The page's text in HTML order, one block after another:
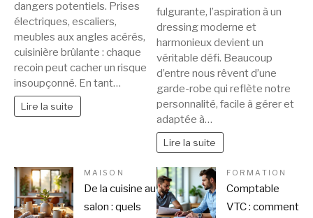
dangers potentiels. Prises
électriques, escaliers,
meubles aux angles acérés,
cuisinière brûlante : chaque
recoin peut cacher un risque
insoupçonné. En tant…
Lire la suite
fulgurante, l’aspiration à un
dressing moderne et
harmonieux devient un
véritable défi. Beaucoup
d’entre nous rêvent d’une
garde-robe qui reflète notre
personnalité, facile à gérer et
adaptée à…
Lire la suite
MAISON
De la cuisine au
salon : quels
FORMATION
Comptable
VTC : comment